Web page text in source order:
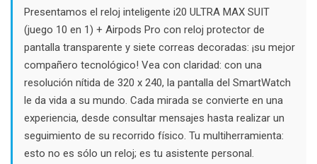
Presentamos el reloj inteligente i20 ULTRA MAX SUIT
(juego 10 en 1) + Airpods Pro con reloj protector de
pantalla transparente y siete correas decoradas: ¡su mejor
compañero tecnológico! Vea con claridad: con una
resolución nítida de 320 x 240, la pantalla del SmartWatch
le da vida a su mundo. Cada mirada se convierte en una
experiencia, desde consultar mensajes hasta realizar un
seguimiento de su recorrido físico. Tu multiherramienta:
esto no es sólo un reloj; es tu asistente personal.